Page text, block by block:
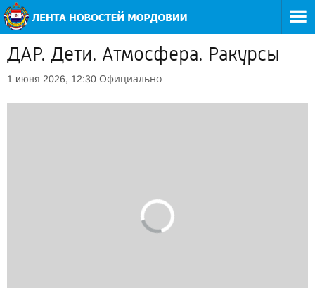
ДАР. Дети. Атмосфера. Ракурсы
1 июня 2026, 12:30 Официально